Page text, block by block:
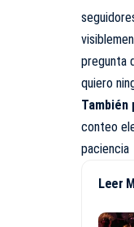
pregunta
quiero
También
conteo
paciencia
Leer